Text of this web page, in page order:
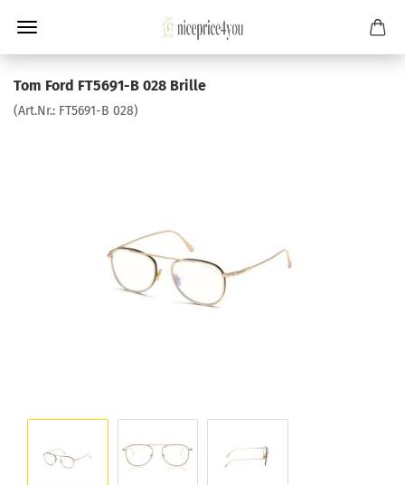
Tom Ford FT5691-B 028 Brille
(Art.Nr.: FT5691-B 028)